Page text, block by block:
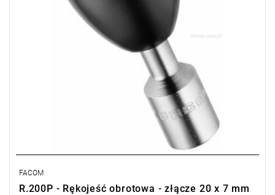
FACOM
R.200P - Rękojeść obrotowa - złącze 20 x 7 mm